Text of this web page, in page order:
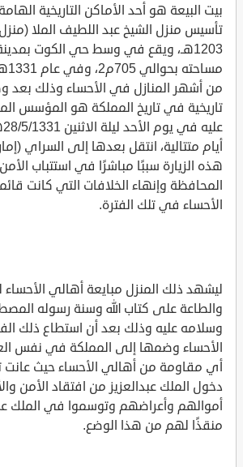
بيت البيعة هو أحد الأماكن التاريخية
تأسيس منزل الشيخ عبد اللطيف الملا
1203هـ، ويقع في وسط حي الكوت
من أشهر المنازل في الأحساء وذلك
تاريخية في تاريخ المملكة هو المؤسس
أيام متتالية، انتقل بعدها إلى السراي
هذه الزيارة سببًا مباشرًا في استتباب
المحافظة وإنهاء الخلافات التي كانت
الأحساء في تلك الفترة.
ليشهد ذلك المنزل مبايعة أهالي
والطاعة على كتاب الله وسنة رسوله
وسلامه عليه وذلك بعد أن استطاع ذلك
الأحساء وضمها إلى المملكة في نفس
أي مقاومة من أهالي الأحساء حيث عانت
دخول الملك عبدالعزيز من افتقاد الأمن
أموالهم وأعراضهم وتوسموا في الملك
منقذًا لهم من هذا الوضع.